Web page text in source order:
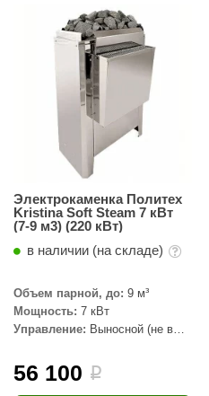
Электрокаменка Политех
Kristina Soft Steam 7 кВт
(7-9 м3) (220 кВт)
в наличии (на складе)
Объем парной, до: 9 м³
Мощность: 7 кВт
Управление: Выносной (не в
56 100 i